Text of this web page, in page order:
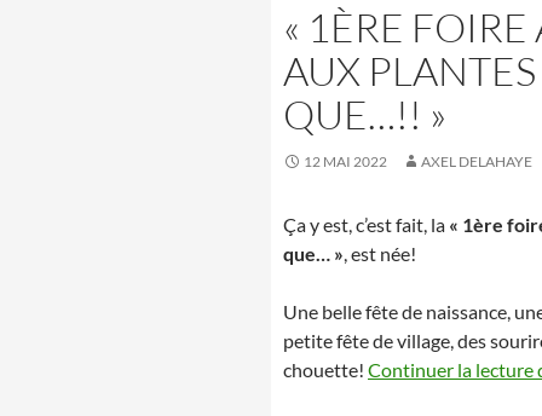
« 1ÈRE
AUX PLANTES
QUE…!! »
12 MAI 2022 AXEL DELAHAYE
Ça y est, c’est fait, la « 1ère
que… » , est née!
Une belle fête de naissance,
petite fête de village, des
chouette! Continuer la lecture